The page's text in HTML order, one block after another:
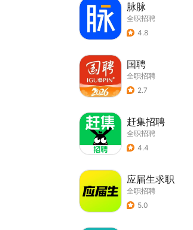
脉脉
全职招聘
4.8
国聘
全职招聘
2.7
赶集招聘
全职招聘
4.4
应届生求职
全职招聘
5.0